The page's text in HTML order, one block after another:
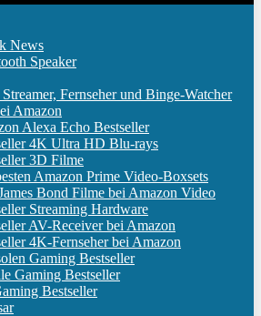
News
Speaker
Fernseher und Binge-Watcher
Amazon
Alexa Echo Bestseller
4K Ultra HD Blu-rays
3D Filme
Amazon Prime Video-Boxsets
Bond Filme bei Amazon Video
Streaming Hardware
AV-Receiver bei Amazon
4K-Fernseher bei Amazon
Gaming Bestseller
Gaming Bestseller
Bestseller